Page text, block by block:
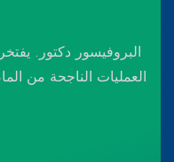
البروفيسور دكتور.
العمليات الناجحة من